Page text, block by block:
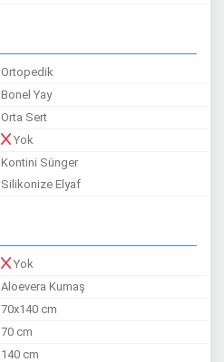
Ortopedik
Bonel Yay
Orta Sert
Yok
Kontini Sünger
Silikonize Elyaf
Yok
Aloevera Kumaş
70x140 cm
70 cm
140 cm